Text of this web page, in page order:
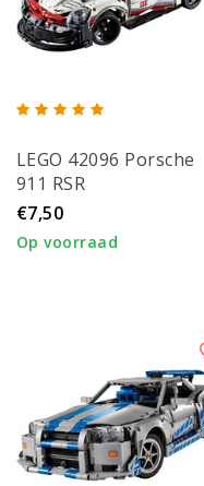
LEGO 42096 Porsche
911 RSR
€7,50
Op voorraad